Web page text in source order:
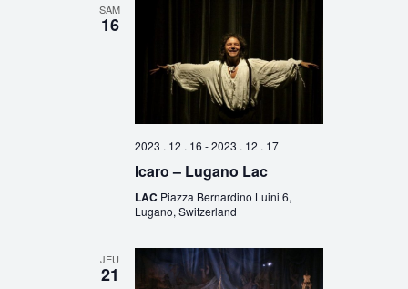
SAM
16
2023 . 12 . 16 -2023 . 12 . 17
Icaro – Lugano Lac
LAC Piazza Bernardino Luini 6,
Lugano, Switzerland
JEU
21